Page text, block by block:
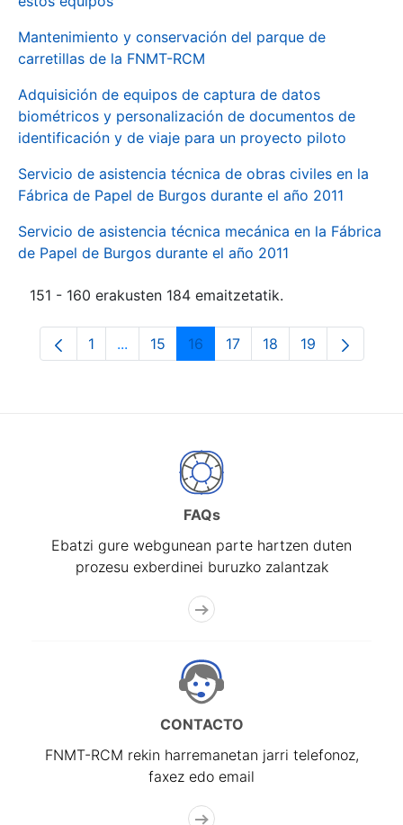
Mantenimiento y conservación del parque de
carretillas de la FNMT-RCM
Adquisición de equipos de captura de datos
biométricos y personalización de documentos de
identificación y de viaje para un proyecto piloto
Servicio de asistencia técnica de obras civiles en la
Fábrica de Papel de Burgos durante el año 2011
Servicio de asistencia técnica mecánica en la Fábrica
de Papel de Burgos durante el año 2011
151 - 160 erakusten 184 emaitzetatik.
Orrialdea
1 ...Intermediate Pages Use TAB to navigate.
Orrialdea
15 Orrialdea
16 Orrialdea
17 Orrialdea
18 Orrialdea
19
FAQs
Ebatzi gure webgunean parte hartzen duten
prozesu exberdinei buruzko zalantzak
CONTACTO
FNMT-RCM rekin harremanetan jarri telefonoz,
faxez edo email